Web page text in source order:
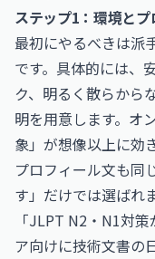
ステップ1：環境と
最初にやるべきは派
です。具体的には、
ク、明るく散らから
明を用意します。オ
象」が想像以上に効
プロフィール文も同
す」だけでは選ばれ
「JLPT N2・N1対
ア向けに技術文書の